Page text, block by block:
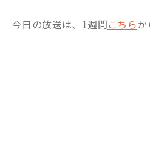
今日の放送は、1週間こちらか